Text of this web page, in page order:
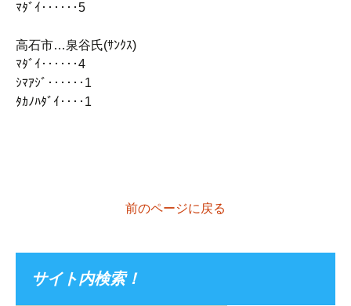
ﾏﾀﾞｲ‥‥‥5
高石市…泉谷氏(ｻﾝｸｽ)
ﾏﾀﾞｲ‥‥‥4
ｼﾏｱｼﾞ‥‥‥1
ﾀｶﾉﾊﾀﾞｲ‥‥1
前のページに戻る
サイト内検索！